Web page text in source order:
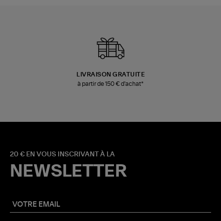
LIVRAISON GRATUITE
à partir de 150 € d'achat*
20 € EN VOUS INSCRIVANT À LA
NEWSLETTER